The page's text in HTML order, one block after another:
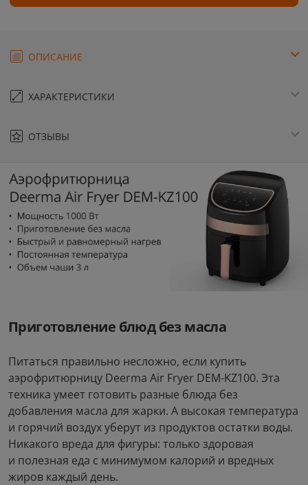
ОПИСАНИЕ
ХАРАКТЕРИСТИКИ
ОТЗЫВЫ
Приготовление блюд без масла
Питаться правильно несложно, если купить
аэрофритюрницу Deerma Air Fryer DEM-KZ100. Эта
техника умеет готовить разные блюда без
добавления масла для жарки. А высокая температура
и горячий воздух уберут из продуктов остатки воды.
Никакого вреда для фигуры: только здоровая
и полезная еда с минимумом калорий и вредных
жиров каждый день.